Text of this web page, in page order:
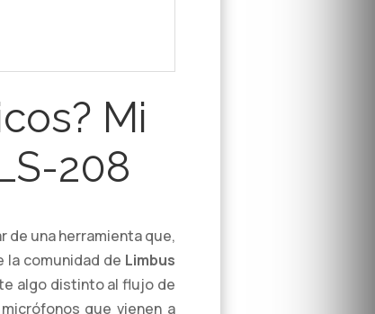
Mi
208
de una herramienta que,
la comunidad de Limbus
algo distinto al flujo de
que vienen a